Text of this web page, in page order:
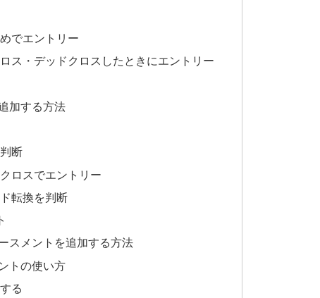
でエントリー
ス・デッドクロスしたときにエントリー
加する方法
断
ロスでエントリー
転換を判断
スメントを追加する方法
トの使い方
る